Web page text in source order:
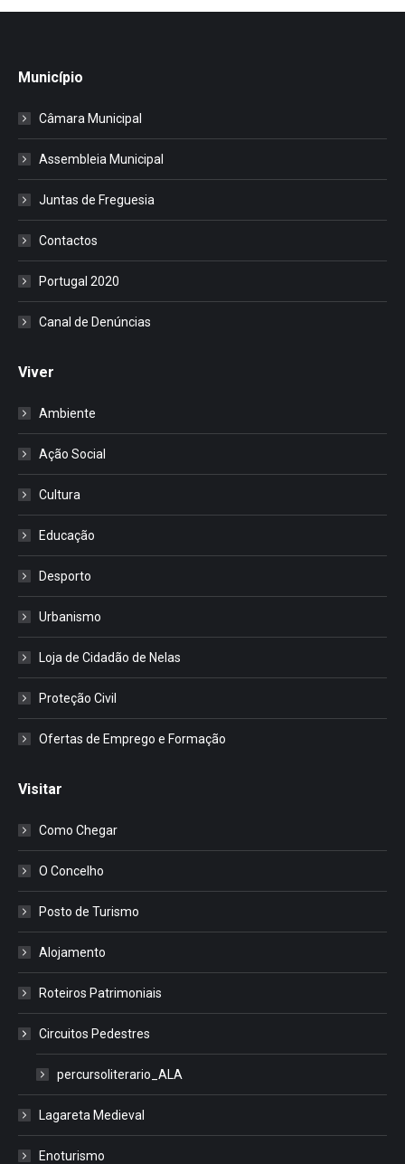
Município
Câmara Municipal
Assembleia Municipal
Juntas de Freguesia
Contactos
Portugal 2020
Canal de Denúncias
Viver
Ambiente
Ação Social
Cultura
Educação
Desporto
Urbanismo
Loja de Cidadão de Nelas
Proteção Civil
Ofertas de Emprego e Formação
Visitar
Como Chegar
O Concelho
Posto de Turismo
Alojamento
Roteiros Patrimoniais
Circuitos Pedestres
percursoliterario_ALA
Lagareta Medieval
Enoturismo